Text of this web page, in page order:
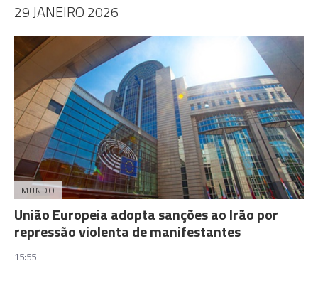
29 JANEIRO 2026
MUNDO
União Europeia adopta sanções ao Irão por
repressão violenta de manifestantes
15:55